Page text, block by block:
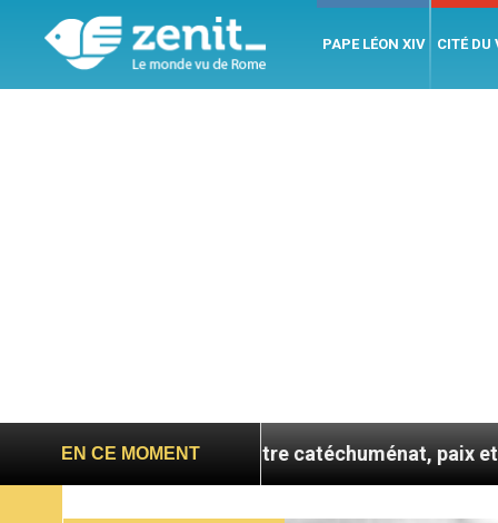
PAPE LÉON XIV CITÉ DU
EN CE MOMENT
confie : entre catéchuménat, paix et défis